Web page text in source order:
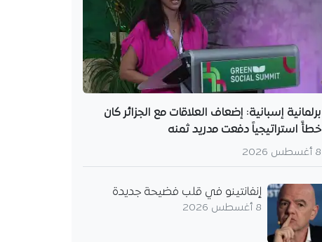
برلمانية إسبانية: إضعاف العلاقات مع الجزائر كان
خطأً استراتيجياً دفعت مدريد ثمنه
8 أغسطس 2026
إنفانتينو في قلب فضيحة جديدة
8 أغسطس 2026